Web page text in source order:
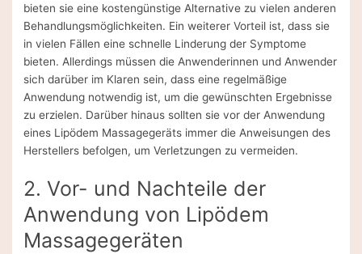
bieten sie eine kostengünstige Alternative zu vielen anderen
Behandlungsmöglichkeiten. Ein weiterer Vorteil ist, dass sie
in vielen Fällen eine schnelle Linderung der Symptome
bieten. Allerdings müssen die Anwenderinnen und Anwender
sich darüber im Klaren sein, dass eine regelmäßige
Anwendung notwendig ist, um die gewünschten Ergebnisse
zu erzielen. Darüber hinaus sollten sie vor der Anwendung
eines Lipödem Massagegeräts immer die Anweisungen des
Herstellers befolgen, um Verletzungen zu vermeiden.
2. Vor- und Nachteile der
Anwendung von Lipödem
Massagegeräten